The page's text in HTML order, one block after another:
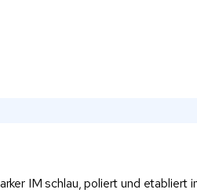
IM schlau, poliert und etabliert